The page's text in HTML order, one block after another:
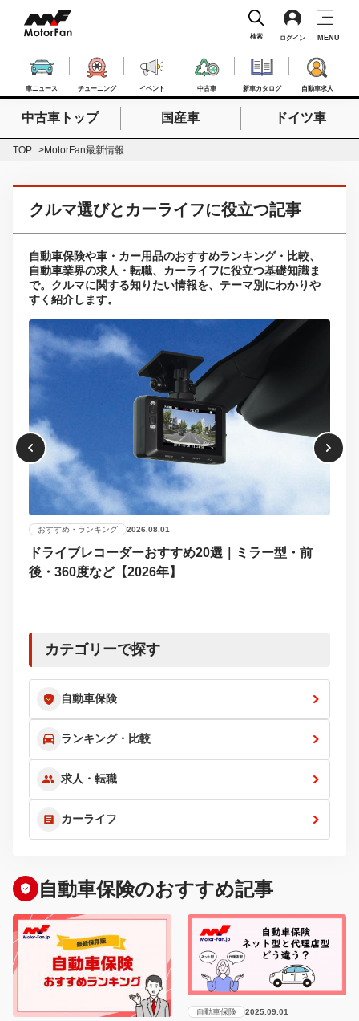
車ニュース チューニング イベント 中古車 新車カタログ 自動車求人
検索 ログイン MENU
検索したいキーワードを入力
中古車トップ 国産車 ドイツ車
TOP MotorFan最新情報
クルマ選びとカーライフに役立つ記事
自動車保険や車・カー用品のおすすめランキング・比較、
自動車業界の求人・転職、カーライフに役立つ基礎知識ま
で。クルマに関する知りたい情報を、テーマ別にわかりや
すく紹介します。
おすすめ・ランキング 2026.08.01
ドライブレコーダーおすすめ20選｜ミラー型・前
後・360度など【2026年】
カテゴリーで探す
自動車保険
ランキング・比較
求人・転職
カーライフ
自動車保険のおすすめ記事
自動車保険 2025.09.01